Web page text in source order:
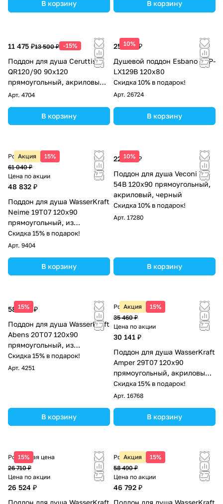
В корзину В корзину
11 475 ₽13 500 ₽ -15%
Поддон для душа Ceruttispa
QR120/90 90х120
прямоугольный, акриловый,
белый
Арт. 4704
В корзину
10%
25 500 ₽
Душевой поддон Esbano ESP-
LX129B 120х80
Скидка 10% в подарок!
Арт. 26724
В корзину
Акция 15%
Розничная цена
61 040 ₽
Цена по акции
48 832 ₽
Поддон для душа WasserKraft
Neime 19T07 120х90
прямоугольный, из
искусственного камня,
черный мрамор
Скидка 15% в подарок!
Арт. 9404
В корзину
10%
22 356 ₽
Поддон для душа Veconi TZ-
54B 120х90 прямоугольный,
акриловый, черный
Скидка 10% в подарок!
Арт. 17280
В корзину
15%
58 490 ₽
Поддон для душа WasserKraft
Abens 20T07 120х90
прямоугольный, из
искусственного камня,
черный матовый
Скидка 15% в подарок!
Арт. 4251
В корзину
Акция 15%
Розничная цена
35 460 ₽
Цена по акции
30 141 ₽
Поддон для душа WasserKraft
Amper 29T07 120х90
прямоугольный, акриловый,
белый
Скидка 15% в подарок!
Арт. 16768
В корзину
15%
Розничная цена
26 710 ₽
Цена по акции
26 524 ₽
Поддон для душа WasserKraft
Акция 15%
Розничная цена
58 490 ₽
Цена по акции
46 792 ₽
Поддон для душа WasserKraft